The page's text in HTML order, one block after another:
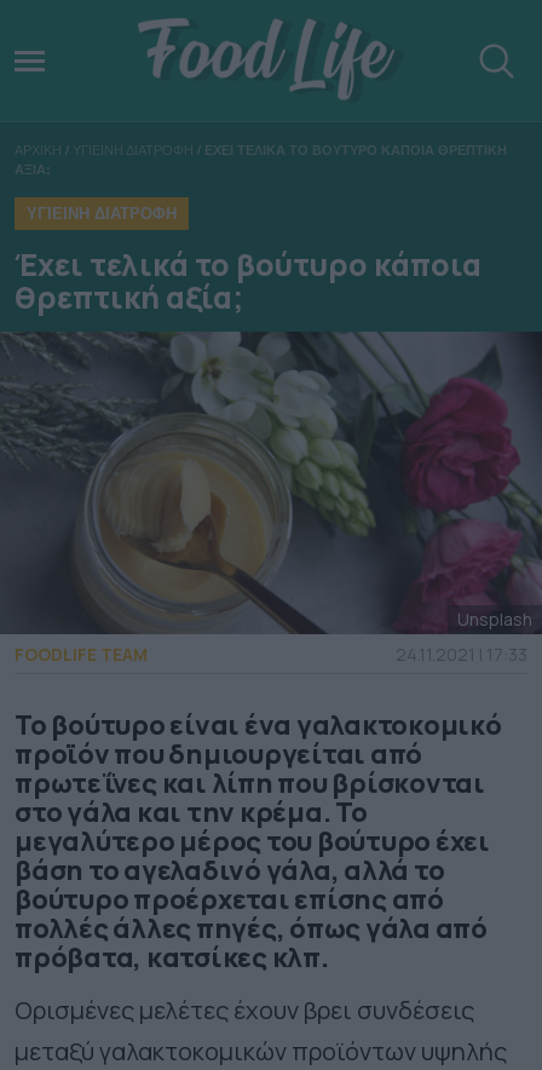
ΑΡΧΙΚΗ / ΥΓΙΕΙΝΗ ΔΙΑΤΡΟΦΗ / ΕΧΕΙ ΤΕΛΙΚΑ ΤΟ ΒΟΥΤΥΡΟ ΚΑΠΟΙΑ ΘΡΕΠΤΙΚΗ
ΑΞΙΑ;
ΥΓΙΕΙΝΗ ΔΙΑΤΡΟΦΗ
Έχει τελικά το βούτυρο κάποια
θρεπτική αξία;
Unsplash
FOODLIFE TEAM
24.11.2021 | 17:33
Το βούτυρο είναι ένα γαλακτοκομικό
προϊόν που δημιουργείται από
πρωτεΐνες και λίπη που βρίσκονται
στο γάλα και την κρέμα. Το
μεγαλύτερο μέρος του βούτυρο έχει
βάση το αγελαδινό γάλα, αλλά το
βούτυρο προέρχεται επίσης από
πολλές άλλες πηγές, όπως γάλα από
πρόβατα, κατσίκες κλπ.
Ορισμένες μελέτες έχουν βρει συνδέσεις
μεταξύ γαλακτοκομικών προϊόντων υψηλής